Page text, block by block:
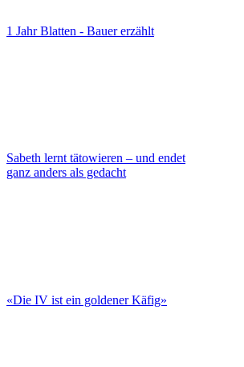
1 Jahr Blatten - Bauer erzählt
Sabeth lernt tätowieren – und endet
ganz anders als gedacht
«Die IV ist ein goldener Käfig»